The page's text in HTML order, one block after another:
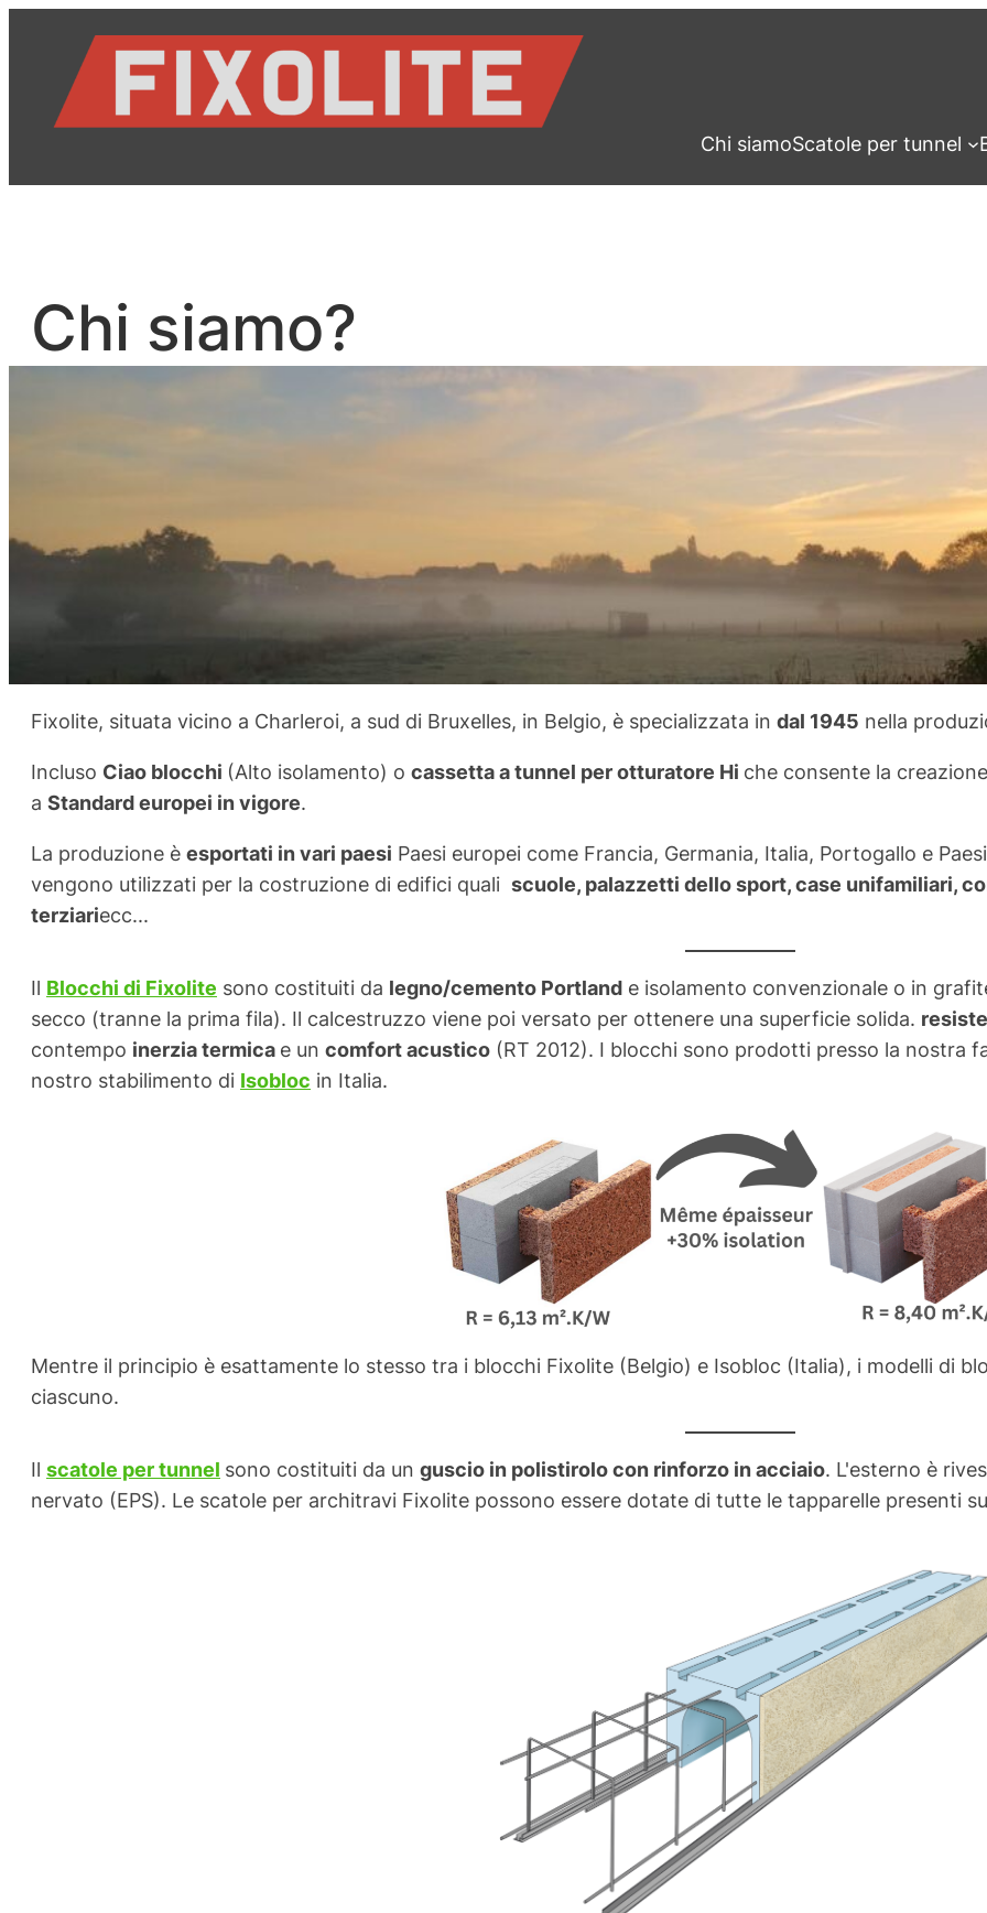
contenuto
Chi siamoScatole per tunnel
Chi siamo?
Fixolite, situata vicino a Charleroi, a sud di Bruxelles, in Belgio, è specializzata in dal 1945 nella
Incluso Ciao blocchi (Alto isolamento) o cassetta a tunnel per otturatore Hi che consente la
a Standard europei in vigore.
La produzione è esportati in vari paesi Paesi europei come Francia, Germania, Italia, Portogallo e
vengono utilizzati per la costruzione di edifici quali scuole, palazzetti dello sport, case unifamiliari,
terziariecc...
Il Blocchi di Fixolite sono costituiti da legno/cemento Portland e isolamento convenzionale o in
secco (tranne la prima fila). Il calcestruzzo viene poi versato per ottenere una superficie solida.
contempo inerzia termica e un comfort acustico (RT 2012). I blocchi sono prodotti presso la nostra
nostro stabilimento di Isobloc in Italia.
Mentre il principio è esattamente lo stesso tra i blocchi Fixolite (Belgio) e Isobloc (Italia), i modelli di
ciascuno.
Il scatole per tunnel sono costituiti da un guscio in polistirolo con rinforzo in acciaio. L'esterno è
nervato (EPS). Le scatole per architravi Fixolite possono essere dotate di tutte le tapparelle presenti